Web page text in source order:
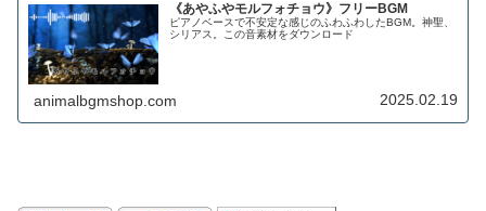
《あやふやモルフォチョウ》フリーBGM
ピアノベースで不安定な感じのふわふわしたBGM。神聖、
シリアス。この音素材をダウンロード
animalbgmshop.com 2025.02.19